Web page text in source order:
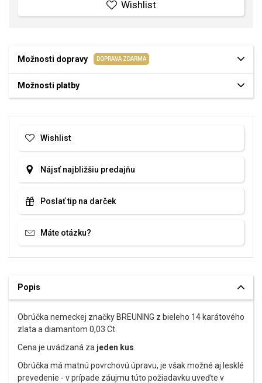
Wishlist
Možnosti dopravy DOPRAVA ZDARMA
Možnosti platby
Wishlist
Nájsť najbližšiu predajňu
Poslať tip na darček
Máte otázku?
Popis
Obrúčka nemeckej značky BREUNING z bieleho 14 karátového
zlata a diamantom 0,03 Ct.
Cena je uvádzaná za jeden kus
Obrúčka má matnú povrchovú úpravu, je však možné aj lesklé
prevedenie - v prípade záujmu túto požiadavku uveďte v